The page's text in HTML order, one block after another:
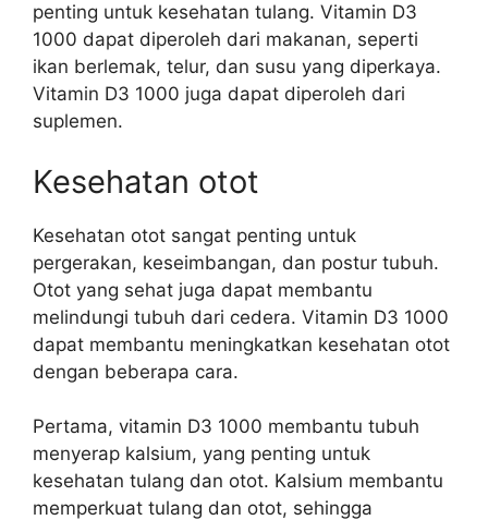
penting untuk kesehatan tulang. Vitamin D3
1000 dapat diperoleh dari makanan, seperti
ikan berlemak, telur, dan susu yang diperkaya.
Vitamin D3 1000 juga dapat diperoleh dari
suplemen.
Kesehatan otot
Kesehatan otot sangat penting untuk
pergerakan, keseimbangan, dan postur tubuh.
Otot yang sehat juga dapat membantu
melindungi tubuh dari cedera. Vitamin D3 1000
dapat membantu meningkatkan kesehatan otot
dengan beberapa cara.
Pertama, vitamin D3 1000 membantu tubuh
menyerap kalsium, yang penting untuk
kesehatan tulang dan otot. Kalsium membantu
memperkuat tulang dan otot, sehingga